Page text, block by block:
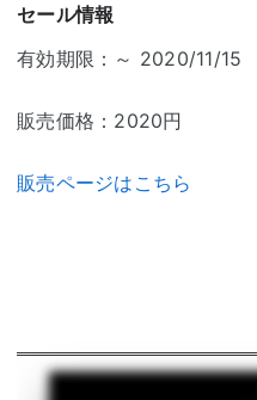
セール情報
有効期限：～ 2020/11/15
販売価格：2020円
販売ページはこちら